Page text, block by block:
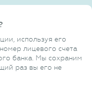
используя его
лицевого счета
банка. Мы сохраним
раз вы его не